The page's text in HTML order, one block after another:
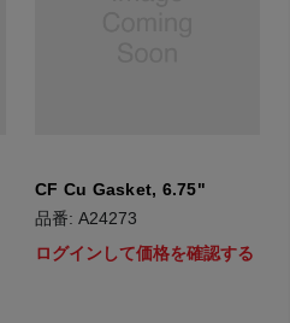
CF Cu Gasket, 6.75"
品番: A24273
ログインして価格を確認する